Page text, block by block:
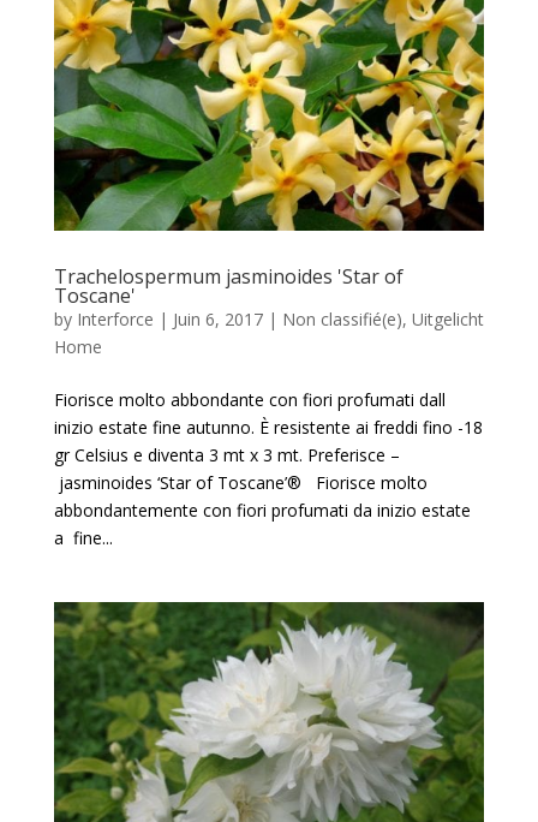
Trachelospermum jasminoides 'Star of
Toscane'
by Interforce | Juin 6, 2017| Non classifié(e), Uitgelicht
Home
Fiorisce molto abbondante con fiori profumati dall
inizio estate fine autunno. È resistente ai freddi fino -18
gr Celsius e diventa 3 mt x 3 mt. Preferisce –
jasminoides ‘Star of Toscane’® Fiorisce molto
abbondantemente con fiori profumati da inizio estate
a fine...